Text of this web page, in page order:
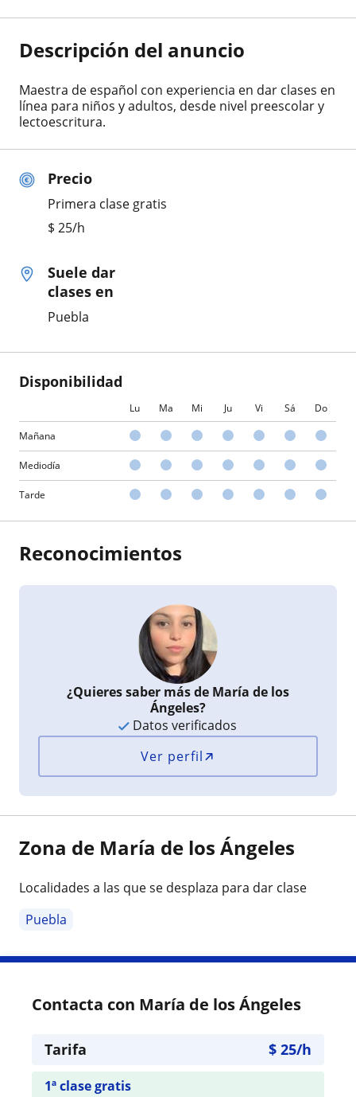
Precio
Primera clase gratis
$ 25/h
Suele dar
clases en
Puebla
Disponibilidad
Lu Ma Mi Ju Vi Sá Do
Mañana
Mediodía
Tarde
Descripción del anuncio
Maestra de español con experiencia en dar clases en
línea para niños y adultos, desde nivel preescolar y
lectoescritura.
Reconocimientos
¿Quieres saber más de María de los
Ángeles?
Datos verificados
Ver perfil
Zona de María de los Ángeles
Localidades a las que se desplaza para dar clase
Puebla
Contacta con María de los Ángeles
Tarifa $ 25/h
1ª clase gratis